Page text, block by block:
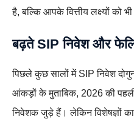
है, बल्कि आपके वित्तीय लक्ष्यों को
बढ़ते SIP निवेश और
पिछले कुछ सालों में SIP निवेश
आंकड़ों के मुताबिक, 2026 की पहली
निवेशक जुड़े हैं। लेकिन विशेषज्ञों